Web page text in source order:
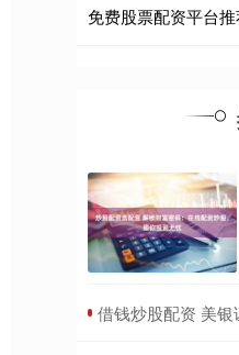
借钱炒股配资 美银证券：重